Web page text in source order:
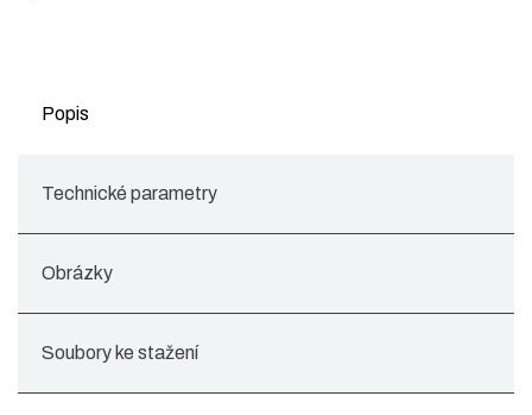
Popis
Technické parametry
Obrázky
Soubory ke stažení